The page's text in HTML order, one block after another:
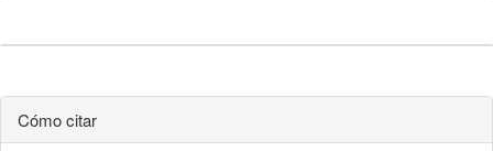
Cómo citar